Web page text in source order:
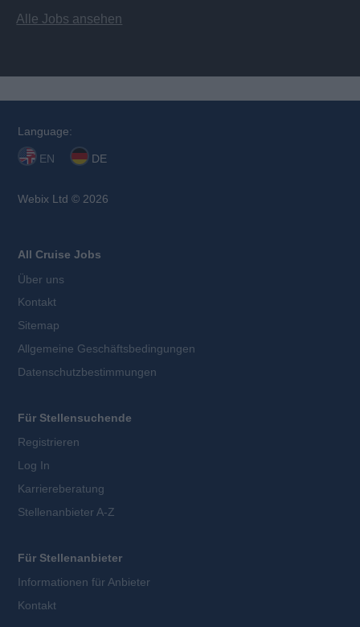
Alle Jobs ansehen
Language:
EN DE
Webix Ltd © 2026
All Cruise Jobs
Über uns
Kontakt
Sitemap
Allgemeine Geschäftsbedingungen
Datenschutzbestimmungen
Für Stellensuchende
Registrieren
Log In
Karriereberatung
Stellenanbieter A-Z
Für Stellenanbieter
Informationen für Anbieter
Kontakt